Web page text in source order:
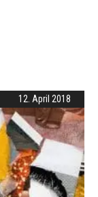
12. April 2018